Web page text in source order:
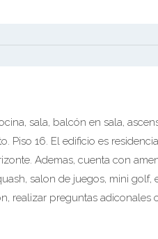
sala, balcón en sala,
Piso 16. El edificio es
Ademas, cuenta con
salon de juegos, mini golf,
realizar preguntas adiconales